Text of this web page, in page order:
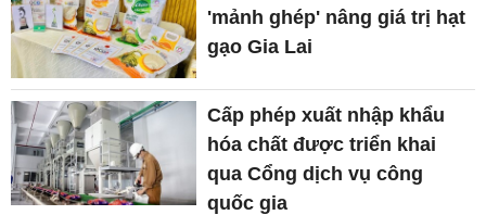
'mảnh ghép' nâng giá trị hạt
gạo Gia Lai
Cấp phép xuất nhập khẩu
hóa chất được triển khai
qua Cổng dịch vụ công
quốc gia